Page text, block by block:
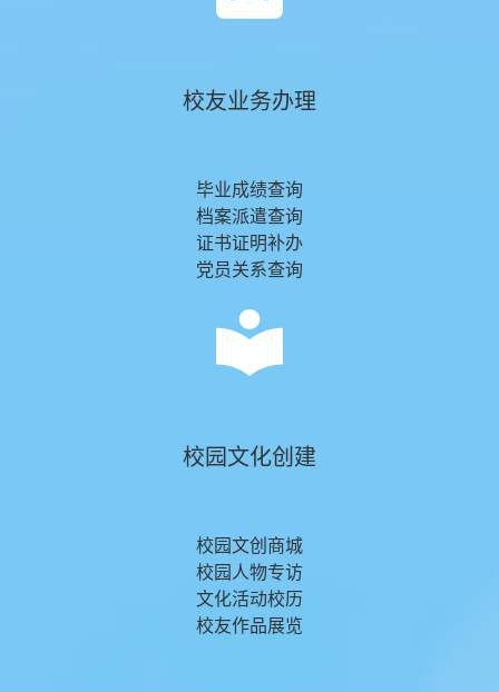
校友业务办理
毕业成绩查询
档案派遣查询
证书证明补办
党员关系查询
校园文化创建
校园文创商城
校园人物专访
文化活动校历
校友作品展览